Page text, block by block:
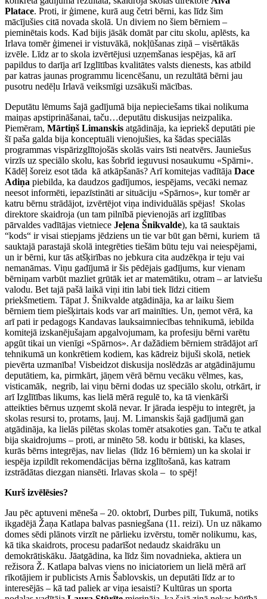
Platace. Proti, ir ģimene, kurā aug četri bērni, kas līdz šim
mācījušies citā novada skolā. Un diviem no šiem bērniem –
pieminētais kods. Kad bijis jāsāk domāt par citu skolu, aplēsts, ka
Irlava tomēr ģimenei ir vistuvākā, nokļūšanas ziņā – visērtākās
izvēle. Līdz ar to skola izvērtējusi uzņemšanas iespējas, kā arī
papildus to darīja arī Izglītības kvalitātes valsts dienests, kas atbild
par katras jaunas programmu licencēšanu, un rezultātā bērni jau
pusotru nedēļu Irlavā veiksmīgi uzsākuši mācības.
Deputātu lēmums šajā gadījumā bija nepieciešams tikai nolikuma
maiņas apstiprināšanai, taču…deputātu diskusijas neizpalika.
Piemēram, Mārtiņš Limanskis atgādināja, ka iepriekš deputāti pie
šī paša galda bija konceptuāli vienojušies, ka šādas speciālās
programmas vispārizglītojošās skolās vairs īsti neatvērs. Jauniešus
virzīs uz speciālo skolu, kas šobrīd ieguvusi nosaukumu «Spārni».
Kādēļ šoreiz esot tāda kā atkāpšanās? Arī komitejas vadītāja Dace
Adiņa piebilda, ka daudzos gadījumos, iespējams, vecāki nemaz
neesot informēti, iepazīstināti ar situāciju «Spārnos», kur tomēr ar
katru bērnu strādājot, izvērtējot viņa individuālās spējas! Skolas
direktore skaidroja (un tam pilnībā pievienojās arī izglītības
pārvaldes vadītājas vietniece Jeļena Šnikvalde), ka tā sauktais
“kods“ ir visai stiepjams jēdziens un tie var būt gan bērni, kuriem tā
sauktajā parastajā skolā integrēties tiešām būtu teju vai neiespējami,
un ir bērni, kur tās atšķirības no jebkura cita audzēkņa ir teju vai
nemanāmas. Viņu gadījumā ir šis pēdējais gadījums, kur vienam
bērniņam varbūt mazliet grūtāk iet ar matemātiku, otram – ar latviešu
valodu. Bet tajā pašā laikā viņi itin labi tiek līdzi citiem
priekšmetiem. Tāpat J. Šnikvalde atgādināja, ka ar laiku šiem
bērniem tiem piešķirtais kods var arī mainīties. Un, ņemot vērā, ka
arī pati ir pedagogs Kandavas lauksaimniecības tehnikumā, iebilda
komitejā izskanējušajam apgalvojumam, ka profesiju bērni varētu
apgūt tikai un vienīgi «Spārnos». Ar dažādiem bērniem strādājot arī
tehnikumā un konkrētiem kodiem, kas kādreiz bijuši skolā, netiek
pievērta uzmanība! Visbeidzot diskusija noslēdzās ar atgādinājumu
deputātiem, ka, pirmkārt, jāņem vērā bērnu vecāku vēlmes, kas,
visticamāk, negrib, lai viņu bērni dodas uz speciālo skolu, otrkārt, ir
arī Izglītības likums, kas lielā mērā regulē to, ka tā vienkārši
atteikties bērnus uzņemt skolā nevar. Ir jārada iespēju to integrēt, ja
skolas resursi to, protams, ļauj. M. Limanskis šajā gadījumā gan
atgādināja, ka lielās pilētas skolas tomēr atsakoties gan. Taču te atkal
bija skaidrojums – proti, ar minēto 58. kodu ir būtiski, ka klases,
kurās bērns integrējas, nav lielas (līdz 16 bērniem) un ka skolai ir
iespēja izpildīt rekomendācijas bērna izglītošanā, kas katram
izstrādātas diezgan niansēti. Irlavas skola – to spēj!
Kurš izvēlēsies?
Jau pēc aptuveni mēneša – 20. oktobrī, Durbes pilī, Tukumā, notiks
ikgadējā Žaņa Katlapa balvas pasniegšana (11. reizi). Un uz nākamo
domes sēdi plānots virzīt ne pārlieku izvērstu, tomēr nolikumu, kas,
kā tika skaidrots, procesu padarīšot nedaudz skaidrāku un
demokrātiskāku. Jāatgādina, ka līdz šim novadnieka, aktiera un
režisora Ž. Katlapa balvas viens no iniciatoriem un lielā mērā arī
rīkotājiem ir publicists Arnis Šablovskis, un deputāti līdz ar to
interesējās – kā tad paliek ar viņa iesaisti? Kultūras un sporta